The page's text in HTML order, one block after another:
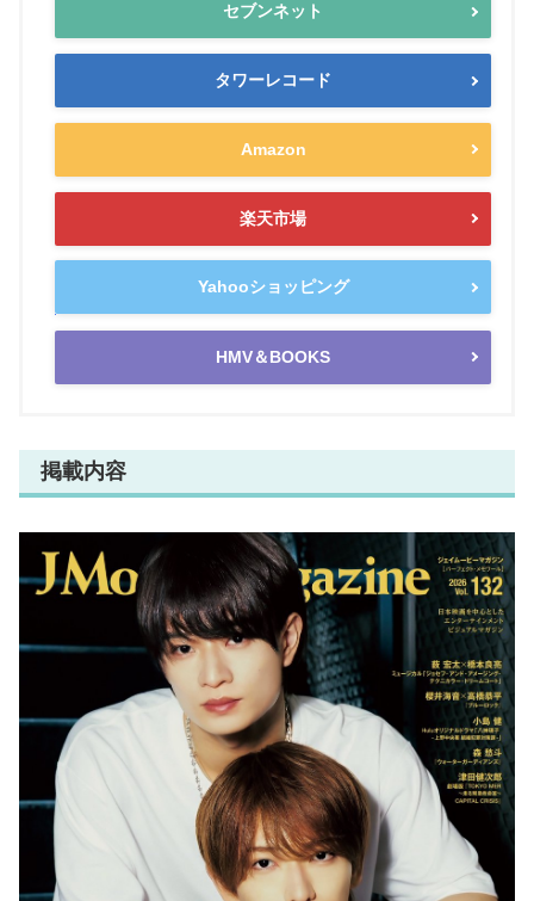
セブンネット
タワーレコード
Amazon
楽天市場
Yahooショッピング
HMV＆BOOKS
掲載内容